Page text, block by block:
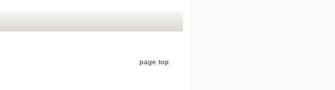
page top